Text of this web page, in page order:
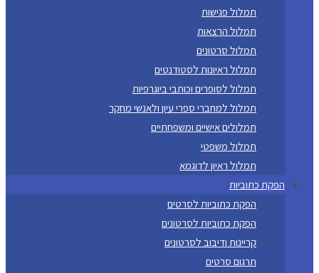
תמלול פגישות
תמלול הרצאות
תמלול סרטונים
תמלול ראיונות לסטודנטים
תמלול לסופרים וכותבי ביוגרפיות
תמלול למחברי ספרי עיון ולאנשי מחקר
תמלולים אישיים ומשפחתיים
תמלול משפטי
תמלול ראיון לדוגמא
הפקת כתוביות
הפקת כתוביות לסרטים
הפקת כתוביות לסרטונים
קריינות ודיבוב לסרטונים
תרגום סרטים